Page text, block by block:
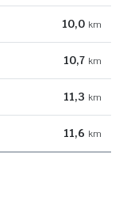
10,0 km
10,7 km
11,3 km
11,6 km